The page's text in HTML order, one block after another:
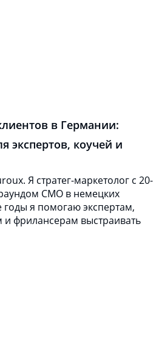
в Германии:
экспертов, коучей и
Я стратег-маркетолог с 20-
CMO в немецких
я помогаю экспертам,
и фрилансерам выстраивать